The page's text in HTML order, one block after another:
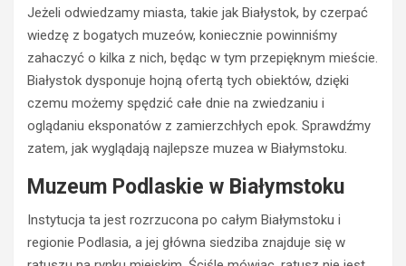
Jeżeli odwiedzamy miasta, takie jak Białystok, by czerpać
wiedzę z bogatych muzeów, koniecznie powinniśmy
zahaczyć o kilka z nich, będąc w tym przepięknym mieście.
Białystok dysponuje hojną ofertą tych obiektów, dzięki
czemu możemy spędzić całe dnie na zwiedzaniu i
oglądaniu eksponatów z zamierzchłych epok. Sprawdźmy
zatem, jak wyglądają najlepsze muzea w Białymstoku.
Muzeum Podlaskie w Białymstoku
Instytucja ta jest rozrzucona po całym Białymstoku i
regionie Podlasia, a jej główna siedziba znajduje się w